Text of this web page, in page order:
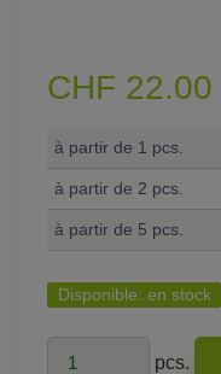
CHF 22.00
à partir de 1 pcs.
à partir de 2 pcs.
à partir de 5 pcs.
Disponible: en stock
pcs.